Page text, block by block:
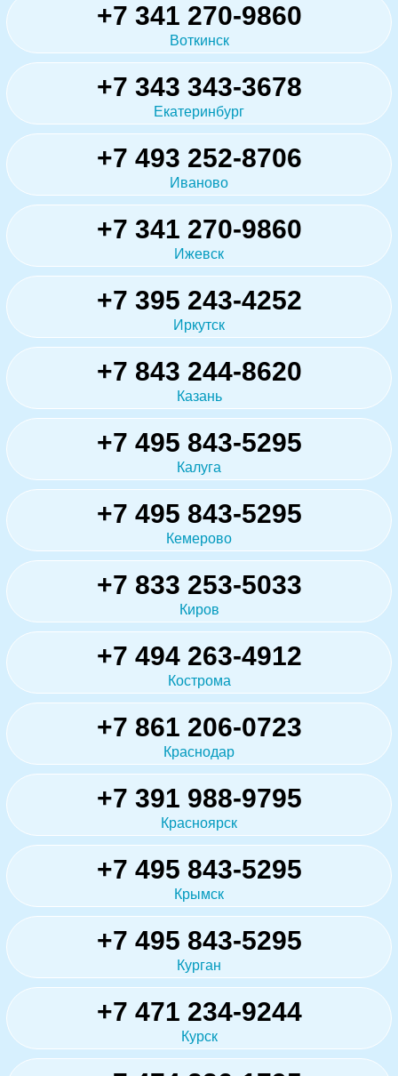
+7 341 270-9860
Воткинск
+7 343 343-3678
Екатеринбург
+7 493 252-8706
Иваново
+7 341 270-9860
Ижевск
+7 395 243-4252
Иркутск
+7 843 244-8620
Казань
+7 495 843-5295
Калуга
+7 495 843-5295
Кемерово
+7 833 253-5033
Киров
+7 494 263-4912
Кострома
+7 861 206-0723
Краснодар
+7 391 988-9795
Красноярск
+7 495 843-5295
Крымск
+7 495 843-5295
Курган
+7 471 234-9244
Курск